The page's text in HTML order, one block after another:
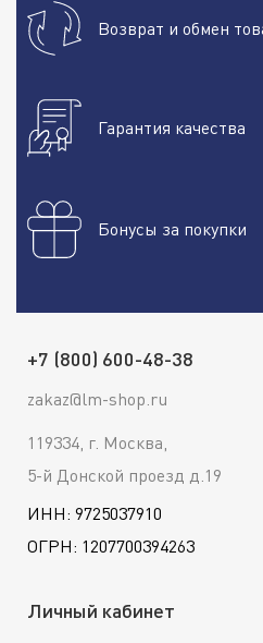
Возврат и обмен
Гарантия качества
Бонусы за покупки
+7 (800) 600-48-38
zakaz@lm-shop.ru
119334, г. Москва,
5-й Донской проезд д.19
ИНН: 9725037910
ОГРН: 1207700394263
Личный кабинет